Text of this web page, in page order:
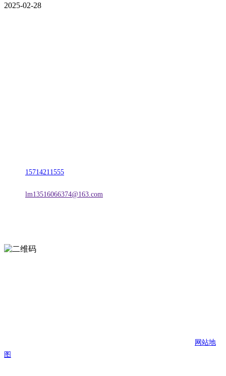
2025-02-28
15714211555
lm13516066374@163.com
网站地
图